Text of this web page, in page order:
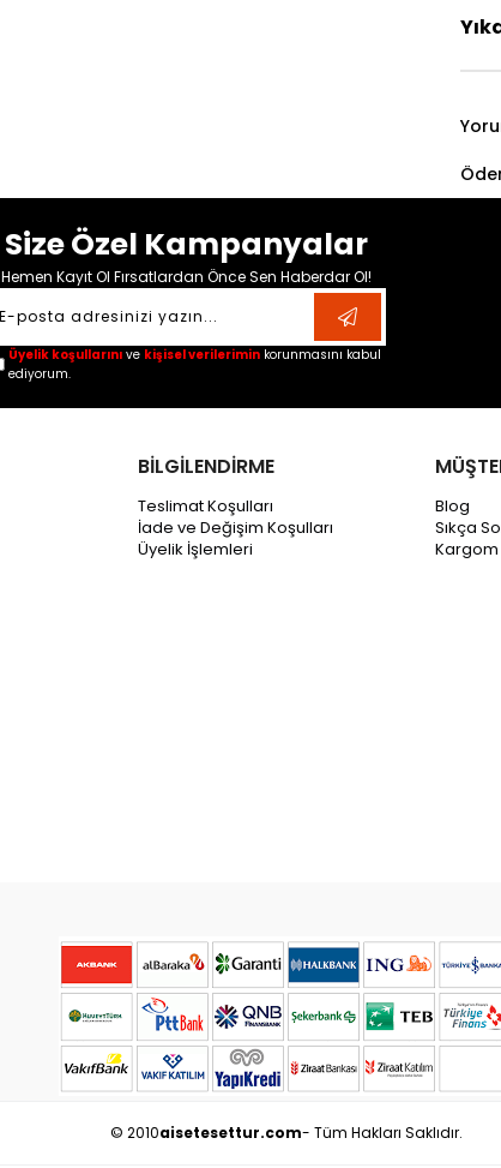
Size Özel Kampanyalar
Hemen Kayıt Ol Fırsatlardan Önce Sen Haberdar Ol!
Üyelik koşullarını ve kişisel verilerimin korunmasını kabul
ediyorum.
BİLGİLENDİRME
Teslimat Koşulları
İade ve Değişim Koşulları
Üyelik İşlemleri
Blog
Sıkça
© 2010aisetesettur.com- Tüm Hakları Saklıdır.